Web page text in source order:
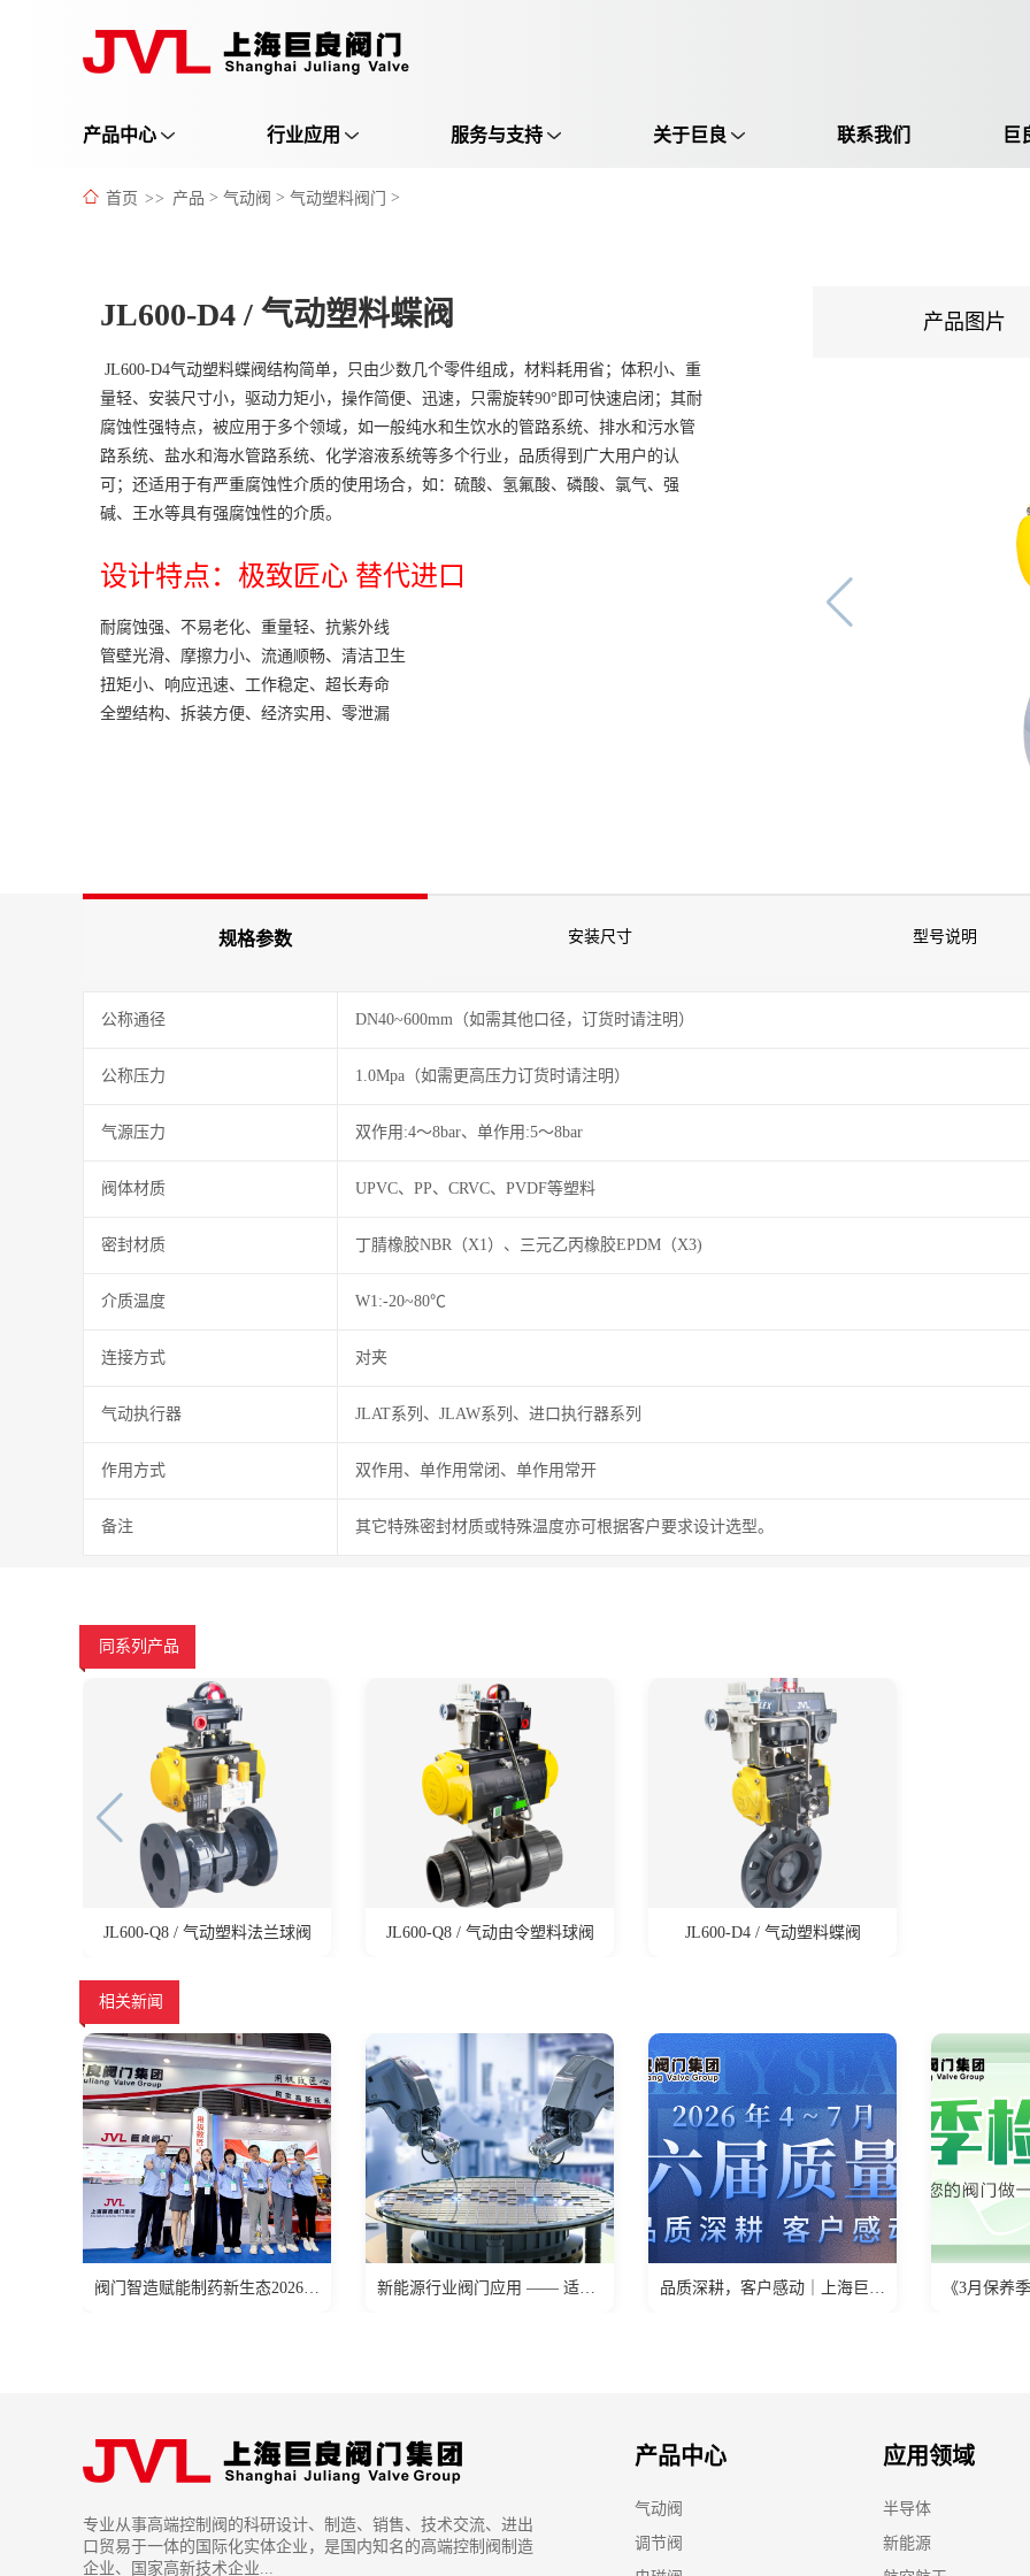
产品中心 行业应用 服务与支持 关于巨良 联系我们 巨
首页 >> 产品 > 气动阀 > 气动塑料阀门 >
JL600-D4 / 气动塑料蝶阀
JL600-D4气动塑料蝶阀结构简单，只由少数几个零件组成，材料耗用省；体积小、重
量轻、安装尺寸小，驱动力矩小，操作简便、迅速，只需旋转90°即可快速启闭；其耐
腐蚀性强特点，被应用于多个领域，如一般纯水和生饮水的管路系统、排水和污水管
路系统、盐水和海水管路系统、化学溶液系统等多个行业，品质得到广大用户的认
可；还适用于有严重腐蚀性介质的使用场合，如：硫酸、氢氟酸、磷酸、氯气、强
碱、王水等具有强腐蚀性的介质。
设计特点：极致匠心 替代进口
耐腐蚀强、不易老化、重量轻、抗紫外线
管壁光滑、摩擦力小、流通顺畅、清洁卫生
扭矩小、响应迅速、工作稳定、超长寿命
全塑结构、拆装方便、经济实用、零泄漏
产品图片
规格参数 安装尺寸 型号说明
公称通径 DN40~600mm（如需其他口径，订货时请注明）
公称压力 1.0Mpa（如需更高压力订货时请注明）
气源压力 双作用:4～8bar、单作用:5～8bar
阀体材质 UPVC、PP、CRVC、PVDF等塑料
密封材质 丁腈橡胶NBR（X1）、三元乙丙橡胶EPDM（X3)
介质温度 W1:-20~80℃
连接方式 对夹
气动执行器 JLAT系列、JLAW系列、进口执行器系列
作用方式 双作用、单作用常闭、单作用常开
备注 其它特殊密封材质或特殊温度亦可根据客户要求设计选型。
同系列产品
JL600-Q8 / 气动塑料法兰球阀 JL600-Q8 / 气动由令塑料球阀 JL600-D4 / 气动塑料蝶阀
相关新闻
阀门智造赋能制药新生态2026 CPHI & PMEC 之行圆满落幕! 新能源行业阀门应用 —— 适配氢能、光伏、锂电场景 品质深耕，客户感动｜上海巨良阀门集团第六届质量季正式
专业从事高端控制阀的科研设计、制造、销售、技术交流、进出
口贸易于一体的国际化实体企业，是国内知名的高端控制阀制造
企业、国家高新技术企业...
产品中心
气动阀
调节阀
应用领域
半导体
新能源